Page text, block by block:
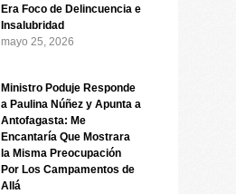
Era Foco de Delincuencia e
Insalubridad
mayo 25, 2026
Ministro Poduje Responde
a Paulina Núñez y Apunta a
Antofagasta: Me
Encantaría Que Mostrara
la Misma Preocupación
Por Los Campamentos de
Allá